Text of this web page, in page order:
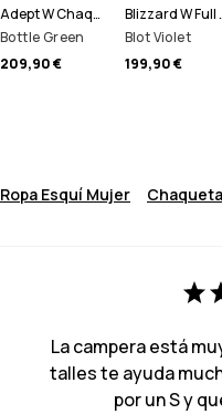
Adept W Chaqueta Esquí Mujer
Bottle Green
209,90 €
Blizzard W
Blot Violet
199,90 €
Ropa Esquí Mujer
La campera está
talles te ayuda
por un S y